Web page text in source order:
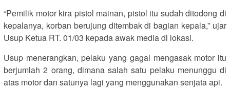
“Pemilik motor kira pistol mainan, pistol itu sudah ditodong di
kepalanya, korban berujung ditembak di bagian kepala,” ujar
Usup Ketua RT. 01/03 kepada awak media di lokasi.
Usup menerangkan, pelaku yang gagal mengasak motor itu
berjumlah 2 orang, dimana salah satu pelaku menunggu di
atas motor dan satunya lagi yang menggunakan senjata api.